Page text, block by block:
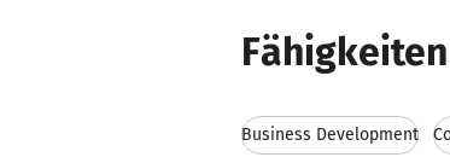
Business Development